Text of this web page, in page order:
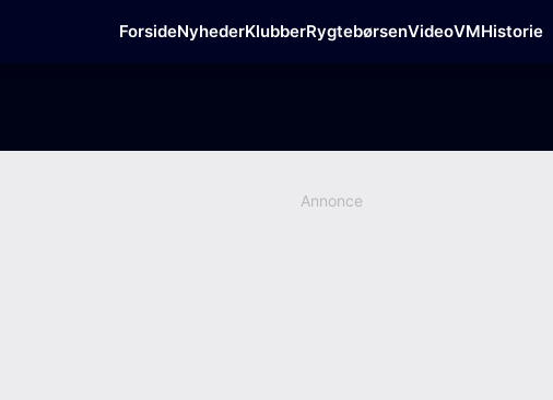
ForsideNyhederKlubberRygtebørsenVideoVMHistorie
Annonce